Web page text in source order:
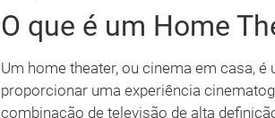
O que é um Home
Um home theater, ou cinema em casa,
proporcionar uma experiência
combinação de televisão de alta